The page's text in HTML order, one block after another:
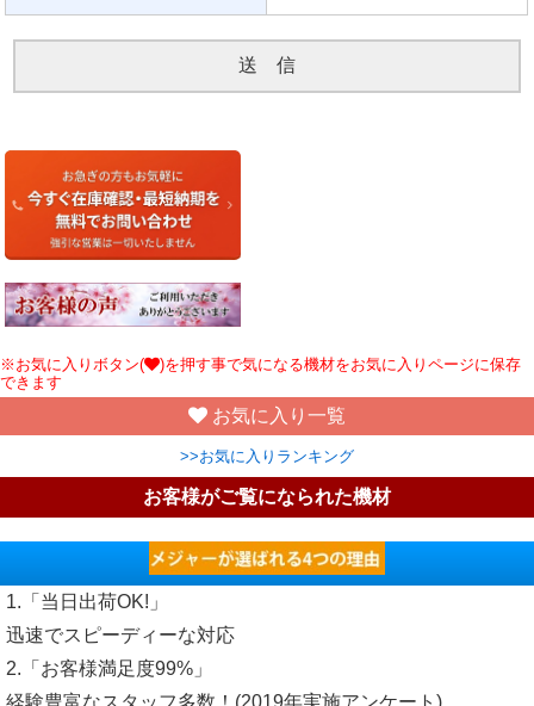
※お気に入りボタン(
)を押す事で気になる機材をお気に入りページに保存
できます
お気に入り一覧
>>お気に入りランキング
お客様がご覧になられた機材
1.「当日出荷OK!」
迅速でスピーディーな対応
2.「お客様満足度99%」
経験豊富なスタッフ多数！(2019年実施アンケート)